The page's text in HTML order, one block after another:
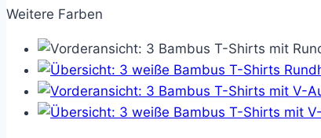
Weitere Farben